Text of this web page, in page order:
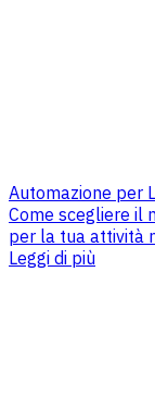
Automazione per
Come scegliere il
per la tua attività
Leggi di più